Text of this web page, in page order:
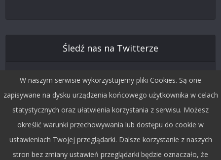
Śledź nas na Twitterze
W naszym serwisie wykorzystujemy pliki Cookies. Są one
zapisywane na dysku urządzenia końcowego użytkownika w celach
statystycznych oraz ułatwienia korzystania z serwisu. Możesz
określić warunki przechowywania lub dostępu do cookie w
ustawieniach Twojej przeglądarki. Dalsze korzystanie z naszych
stron bez zmiany ustawień przeglądarki będzie oznaczało, że